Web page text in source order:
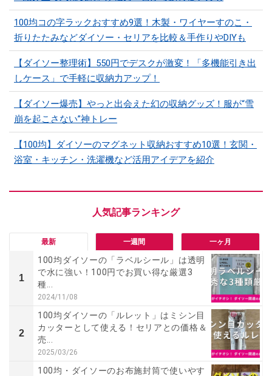
100均コの字ラックおすすめ9選！木製・ワイヤーすのこ・
折りたたみなどダイソー・セリアを比較＆手作りやDIYも
【ダイソー整理術】550円でデスクが激変！「多機能引き出
しケース」で手軽に収納力アップ！
【ダイソー爆売】やっと出会えた幻の収納グッズ！服が“雪
崩を起こさない”神トレー
【100均】ダイソーのマグネット収納おすすめ10選！玄関・
浴室・キッチン・洗濯機など活用アイデアを紹介
最新 一週間 一ヶ月
1
100均ダイソーの「ラベルシール」は透明
で水に強い！100円でお買い得な厳選3
種...
2024/11/08
2
100均ダイソーの「ルレット」はミシン目
カッターとして使える！セリアとの価格＆
売...
2025/03/26
100均・ダイソーのお布施封筒で使いやす